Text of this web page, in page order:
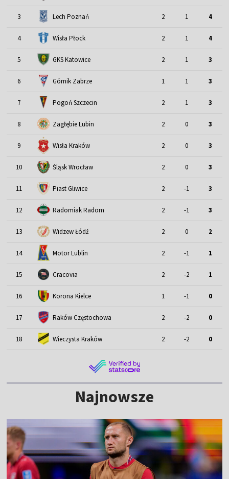
3 Lech Poznań 2 1 4
4 Wisła Płock 2 1 4
5 GKS Katowice 2 1 3
6 Górnik Zabrze 1 1 3
7 Pogoń Szczecin 2 1 3
8 Zagłębie Lubin 2 0 3
9 Wisła Kraków 2 0 3
10 Śląsk Wrocław 2 0 3
11 Piast Gliwice 2 -1 3
12 Radomiak Radom 2 -1 3
13 Widzew Łódź 2 0 2
14 Motor Lublin 2 -1 1
15 Cracovia 2 -2 1
16 Korona Kielce 1 -1 0
17 Raków Częstochowa 2 -2 0
18 Wieczysta Kraków 2 -2 0
Najnowsze